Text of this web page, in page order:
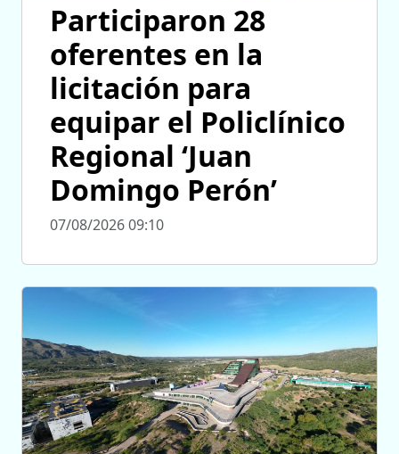
Participaron 28
oferentes en la
licitación para
equipar el Policlínico
Regional ‘Juan
Domingo Perón’
07/08/2026 09:10